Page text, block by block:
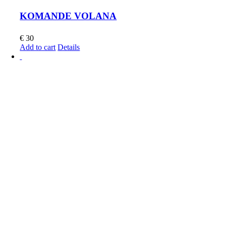
KOMANDE VOLANA
€ 30
Add to cart Details